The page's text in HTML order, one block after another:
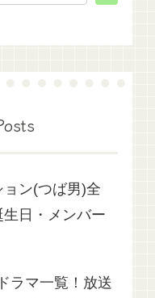
ン(つば男)全
日・メンバー
ラマ一覧！放送